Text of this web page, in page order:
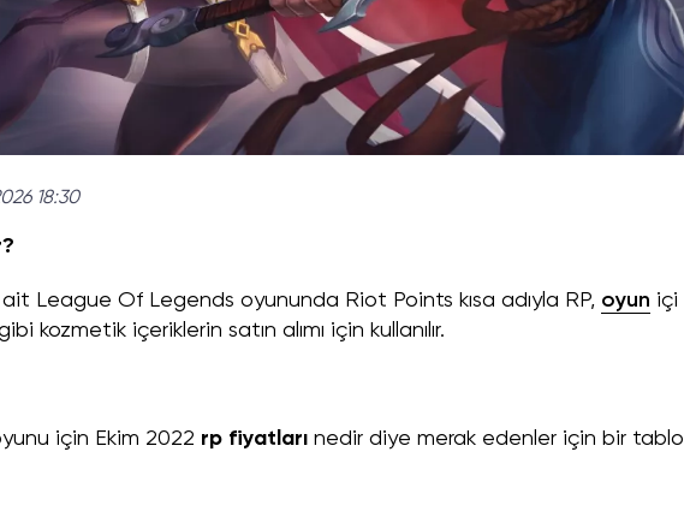
18:30
League Of Legends oyununda Riot Points kısa adıyla RP, oyun içi
kozmetik içeriklerin satın alımı için kullanılır.
için Ekim 2022 rp fiyatları nedir diye merak edenler için bir tablo